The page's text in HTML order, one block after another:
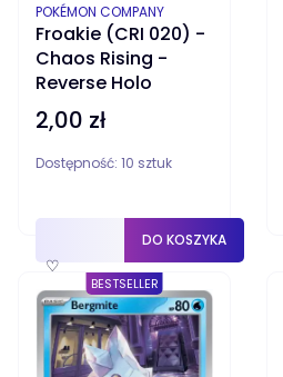
Froakie (CRI 020) -
Chaos Rising -
Reverse Holo
PRODUCENT
POKÉMON COMPANY
Cena
2,00 zł
Dostępność: 10 sztuk
♡
DO KOSZYKA
BESTSELLER